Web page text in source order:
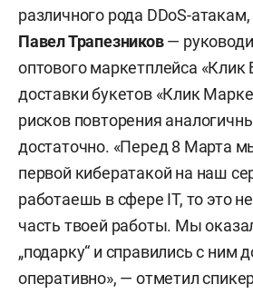
различного рода DDoS-
Павел Трапезников—
оптового маркетплейса «Клик
доставки букетов «Клик
рисков повторения
достаточно. «Перед 8 Марта
первой кибератакой на наш
работаешь в сфере IT, то это
часть твоей работы. Мы
„подарку“ и справились с ним
оперативно», — отметил